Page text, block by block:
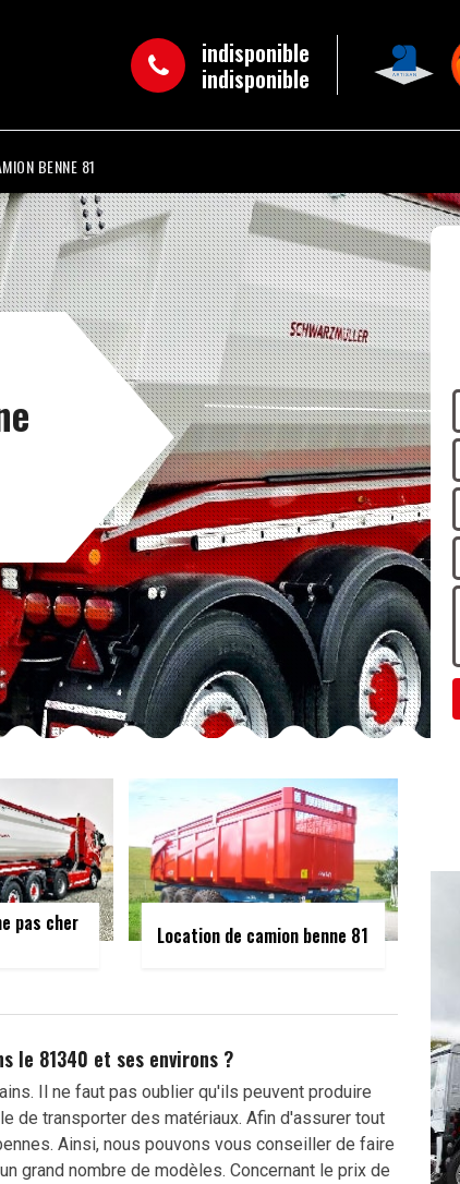
indisponible
indisponible
BENNE 81
pas cher
Location de camion benne 81
le 81340 et ses environs ?
Il ne faut pas oublier qu'ils peuvent produire
de transporter des matériaux. Afin d'assurer tout
Ainsi, nous pouvons vous conseiller de faire
grand nombre de modèles. Concernant le prix de